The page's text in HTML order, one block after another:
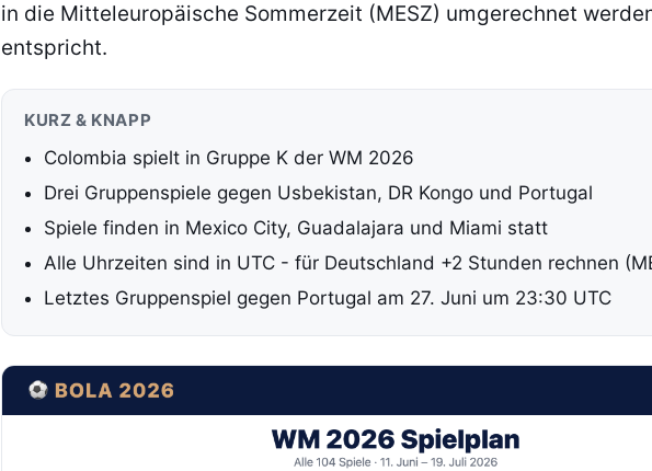
in die Mitteleuropäische Sommerzeit (MESZ) umgerechnet
entspricht.
KURZ & KNAPP
Colombia spielt in Gruppe K der WM 2026
Drei Gruppenspiele gegen Usbekistan, DR Kongo und Portugal
Spiele finden in Mexico City, Guadalajara und Miami statt
Alle Uhrzeiten sind in UTC - für Deutschland +2 Stunden rechnen
Letztes Gruppenspiel gegen Portugal am 27. Juni um 23:30 UTC